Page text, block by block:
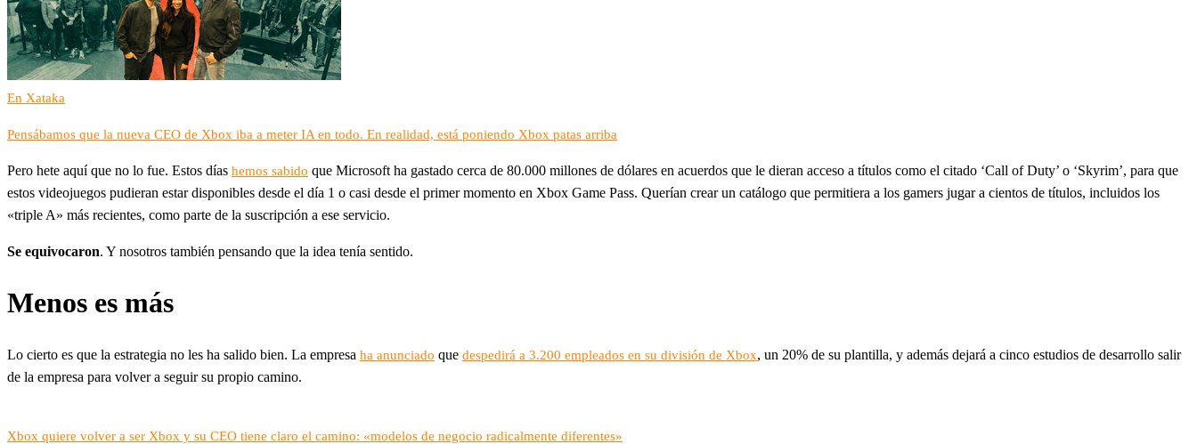
En Xataka
Pensábamos que la nueva CEO de Xbox iba a meter IA en todo. En realidad, está poniendo Xbox patas arriba
Pero hete aquí que no lo fue. Estos días hemos sabido que Microsoft ha gastado cerca de 80.000 millones de dólares en acuerdos que le dieran acceso a títulos como el citado ‘Call of Duty’ o ‘Skyrim’, para que
estos videojuegos pudieran estar disponibles desde el día 1 o casi desde el primer momento en Xbox Game Pass. Querían crear un catálogo que permitiera a los gamers jugar a cientos de títulos, incluidos los
«triple A» más recientes, como parte de la suscripción a ese servicio.
Se equivocaron. Y nosotros también pensando que la idea tenía sentido.
Menos es más
Lo cierto es que la estrategia no les ha salido bien. La empresa ha anunciado que despedirá a 3.200 empleados en su división de Xbox, un 20% de su plantilla, y además dejará a cinco estudios de desarrollo salir
de la empresa para volver a seguir su propio camino.
Xbox quiere volver a ser Xbox y su CEO tiene claro el camino: «modelos de negocio radicalmente diferentes»